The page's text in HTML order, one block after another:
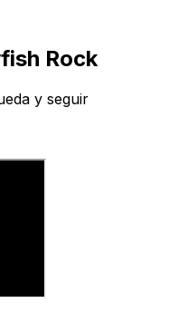
Rock
y seguir